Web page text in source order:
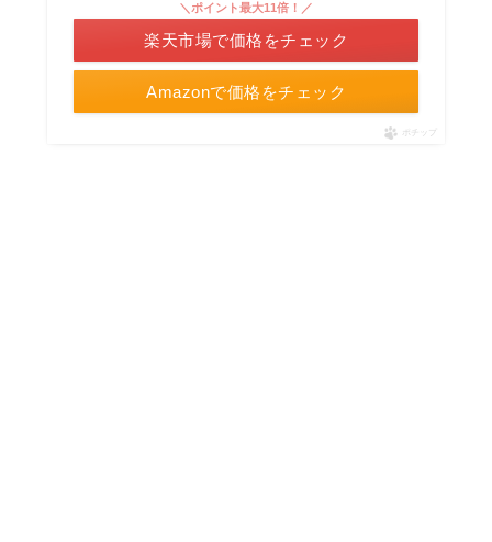
Amazonで価格をチェック
＼ポイント最大11倍！／
楽天市場で価格をチェック
ポチップ